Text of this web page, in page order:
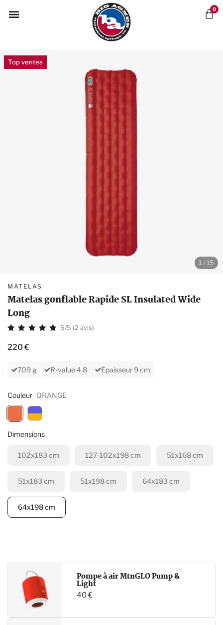
0
Top ventes
1 / 15
MATELAS
Matelas gonflable Rapide SL Insulated Wide
Long
5/5 (2 avis)
220 €
709 g R-value 4.8 Épaisseur 9 cm
Couleur ORANGE
Dimensions
102x183 cm 127-102x198 cm 51x168 cm
51x183 cm 51x198 cm 64x183 cm
64x198 cm
Pompe à air MtnGLO Pump &
Light
40 €